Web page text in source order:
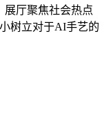
展厅聚焦社会热点
树立对于AI手艺的